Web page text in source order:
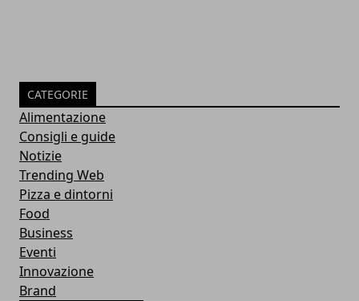
CATEGORIE
Alimentazione
Consigli e guide
Notizie
Trending Web
Pizza e dintorni
Food
Business
Eventi
Innovazione
Brand